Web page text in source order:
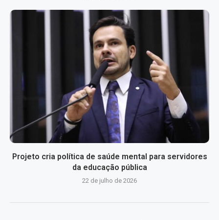
Projeto cria política de saúde mental para servidores
da educação pública
22 de julho de 2026